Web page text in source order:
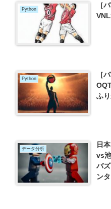
Python
［
Python
［
ふ
データ分析
日
vs
バ
ン